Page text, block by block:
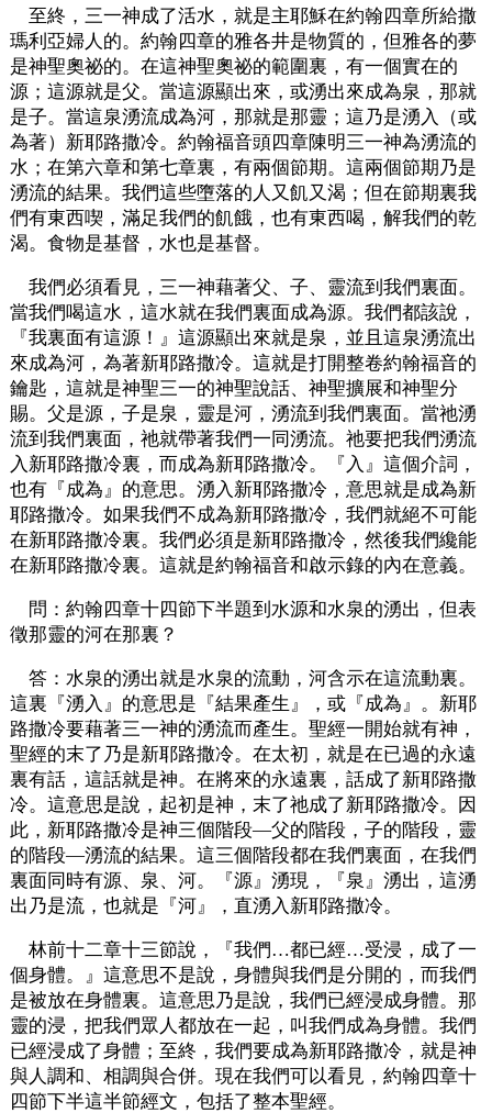
至終，三一神成了活水，就是主耶穌在約翰四章所給撒
瑪利亞婦人的。約翰四章的雅各井是物質的，但雅各的夢
是神聖奧祕的。在這神聖奧祕的範圍裏，有一個實在的
源；這源就是父。當這源顯出來，或湧出來成為泉，那就
是子。當這泉湧流成為河，那就是那靈；這乃是湧入（或
為著）新耶路撒冷。約翰福音頭四章陳明三一神為湧流的
水；在第六章和第七章裏，有兩個節期。這兩個節期乃是
湧流的結果。我們這些墮落的人又飢又渴；但在節期裏我
們有東西喫，滿足我們的飢餓，也有東西喝，解我們的乾
渴。食物是基督，水也是基督。
我們必須看見，三一神藉著父、子、靈流到我們裏面。
當我們喝這水，這水就在我們裏面成為源。我們都該說，
『我裏面有這源！』這源顯出來就是泉，並且這泉湧流出
來成為河，為著新耶路撒冷。這就是打開整卷約翰福音的
鑰匙，這就是神聖三一的神聖說話、神聖擴展和神聖分
賜。父是源，子是泉，靈是河，湧流到我們裏面。當祂湧
流到我們裏面，祂就帶著我們一同湧流。祂要把我們湧流
入新耶路撒冷裏，而成為新耶路撒冷。『入』這個介詞，
也有『成為』的意思。湧入新耶路撒冷，意思就是成為新
耶路撒冷。如果我們不成為新耶路撒冷，我們就絕不可能
在新耶路撒冷裏。我們必須是新耶路撒冷，然後我們纔能
在新耶路撒冷裏。這就是約翰福音和啟示錄的內在意義。
問：約翰四章十四節下半題到水源和水泉的湧出，但表
徵那靈的河在那裏？
答：水泉的湧出就是水泉的流動，河含示在這流動裏。
這裏『湧入』的意思是『結果產生』，或『成為』。新耶
路撒冷要藉著三一神的湧流而產生。聖經一開始就有神，
聖經的末了乃是新耶路撒冷。在太初，就是在已過的永遠
裏有話，這話就是神。在將來的永遠裏，話成了新耶路撒
冷。這意思是說，起初是神，末了祂成了新耶路撒冷。因
此，新耶路撒冷是神三個階段—父的階段，子的階段，靈
的階段—湧流的結果。這三個階段都在我們裏面，在我們
裏面同時有源、泉、河。『源』湧現，『泉』湧出，這湧
出乃是流，也就是『河』，直湧入新耶路撒冷。
林前十二章十三節說，『我們…都已經…受浸，成了一
個身體。』這意思不是說，身體與我們是分開的，而我們
是被放在身體裏。這意思乃是說，我們已經浸成身體。那
靈的浸，把我們眾人都放在一起，叫我們成為身體。我們
已經浸成了身體；至終，我們要成為新耶路撒冷，就是神
與人調和、相調與合併。現在我們可以看見，約翰四章十
四節下半這半節經文，包括了整本聖經。